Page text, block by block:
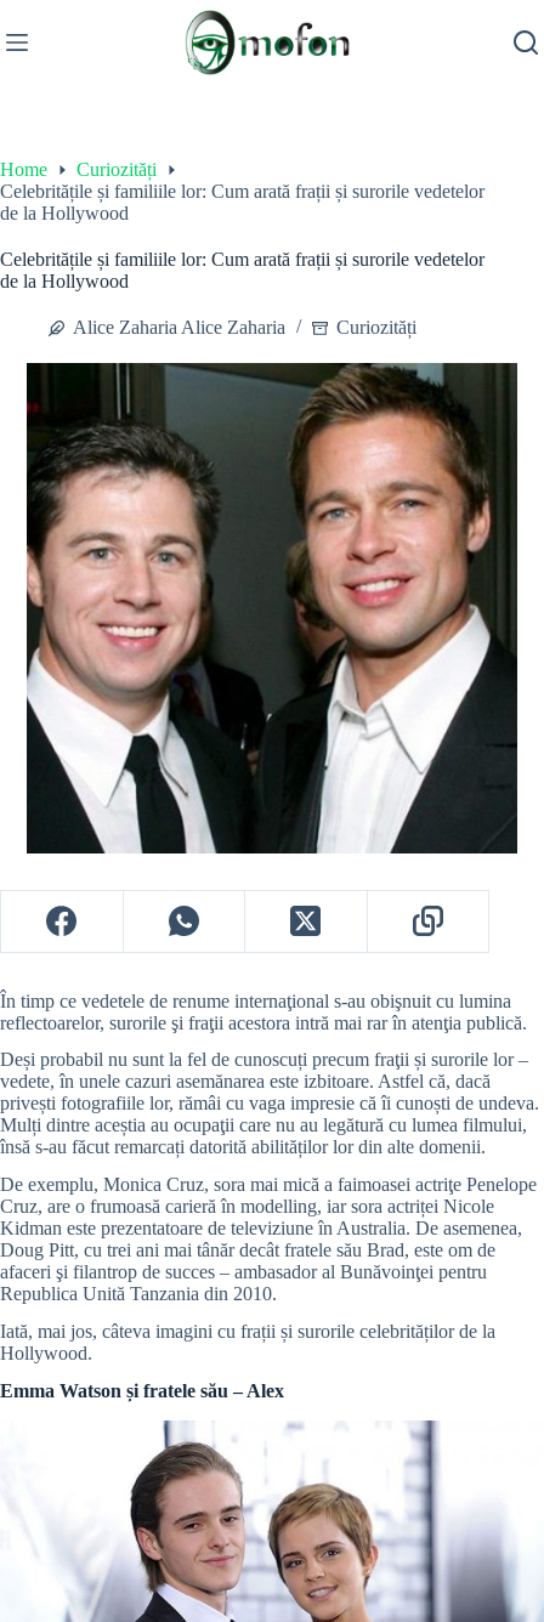
to
content
Home
Curiozități
Celebritățile și familiile lor: Cum arată frații și surorile vedetelor
de la Hollywood
Celebritățile și familiile lor: Cum arată frații și surorile vedetelor
de la Hollywood
Alice Zaharia Alice Zaharia Curiozități
În timp ce vedetele de renume internaţional s-au obişnuit cu lumina
reflectoarelor, surorile şi fraţii acestora intră mai rar în atenţia publică.
Deși probabil nu sunt la fel de cunoscuți precum fraţii și surorile lor –
vedete, în unele cazuri asemănarea este izbitoare. Astfel că, dacă
privești fotografiile lor, rămâi cu vaga impresie că îi cunoști de undeva.
Mulți dintre aceștia au ocupaţii care nu au legătură cu lumea filmului,
însă s-au făcut remarcați datorită abilităților lor din alte domenii.
De exemplu, Monica Cruz, sora mai mică a faimoasei actriţe Penelope
Cruz, are o frumoasă carieră în modelling, iar sora actriței Nicole
Kidman este prezentatoare de televiziune în Australia. De asemenea,
Doug Pitt, cu trei ani mai tânăr decât fratele său Brad, este om de
afaceri şi filantrop de succes – ambasador al Bunăvoinţei pentru
Republica Unită Tanzania din 2010.
Iată, mai jos, câteva imagini cu frații și surorile celebrităților de la
Hollywood.
Emma Watson și fratele său – Alex